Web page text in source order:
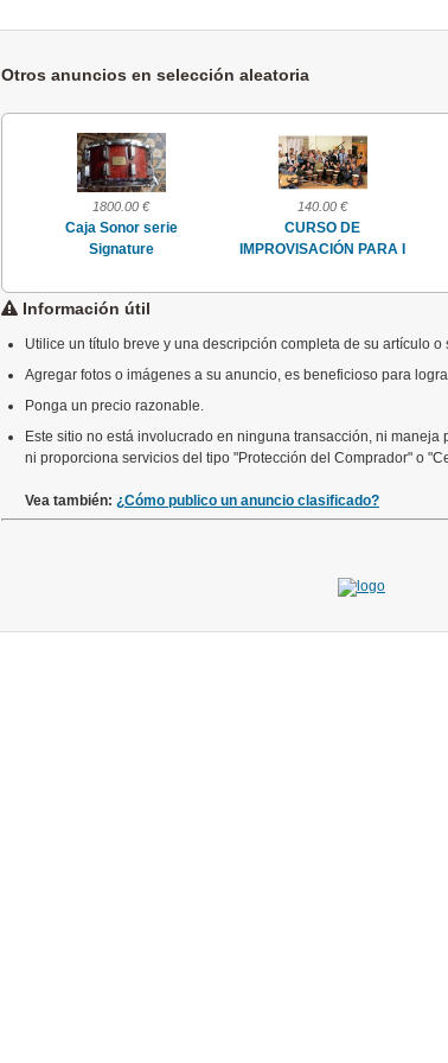
Otros anuncios en selección aleatoria
1800.00 €
Caja Sonor serie
Signature
140.00 €
CURSO DE
IMPROVISACIÓN PARA I
Información útil
Utilice un título breve y una descripción completa de su artículo o
Agregar fotos o imágenes a su anuncio, es beneficioso para
Ponga un precio razonable.
Este sitio no está involucrado en ninguna transacción, ni
ni proporciona servicios del tipo "Protección del Comprador" o
Vea también: ¿Cómo publico un anuncio clasificado?